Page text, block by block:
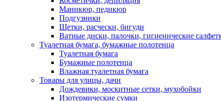
Маникюр, педикюр
Подгузники
Щетки, расчески, бигуди
Ватные диски, палочки, гигиенические
Туалетная бумага, бумажные полотенца
Туалетная бумага
Бумажные полотенца
Влажная туалетная бумага
Товары для улицы, дачи
Дождевики, москитные сетки, мухобойки
Изотермические сумки